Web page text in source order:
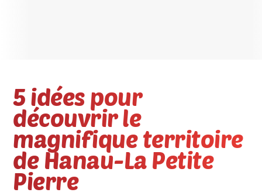
5 idées pour
découvrir le
magnifique territoire
de Hanau-La Petite
Pierre